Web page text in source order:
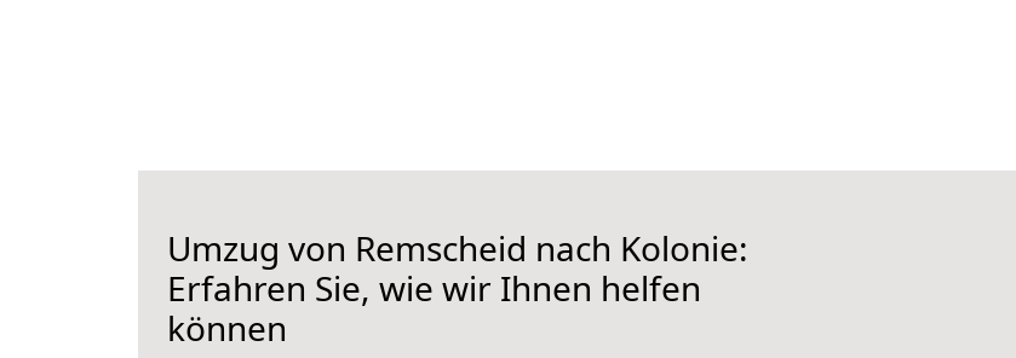
Umzug von Remscheid nach Kolonie:
Erfahren Sie, wie wir Ihnen helfen
können